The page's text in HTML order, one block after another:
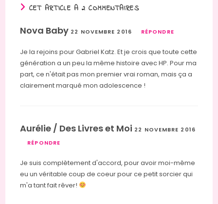
CET ARTICLE A 2 COMMENTAIRES
Nova Baby 22 NOVEMBRE 2016 RÉPONDRE
Je la rejoins pour Gabriel Katz. Et je crois que toute cette
génération a un peu la même histoire avec HP. Pour ma
part, ce n'était pas mon premier vrai roman, mais ça a
clairement marqué mon adolescence !
Aurélie / Des Livres et Moi 22 NOVEMBRE 2016
RÉPONDRE
Je suis complètement d'accord, pour avoir moi-même
eu un véritable coup de coeur pour ce petit sorcier qui
m'a tant fait rêver!